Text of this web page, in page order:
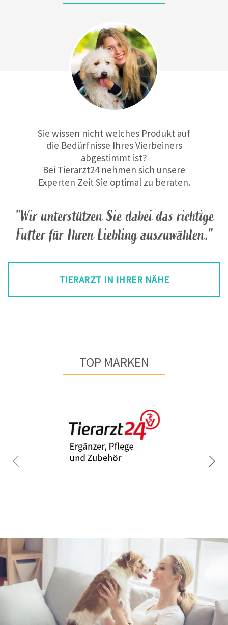
"Wir unterstützen Sie dabei das richtige
Futter für Ihren Liebling auszuwählen."
Sie wissen nicht welches Produkt auf
die Bedürfnisse Ihres Vierbeiners
abgestimmt ist?
Bei Tierarzt24 nehmen sich unsere
Experten Zeit Sie optimal zu beraten.
TIERARZT IN IHRER NÄHE
TOP MARKEN